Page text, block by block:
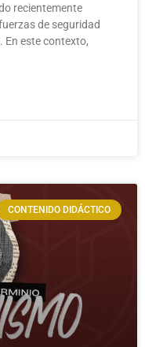
recientemente
de seguridad
En este contexto,
CONTENIDO DIDÁCTICO